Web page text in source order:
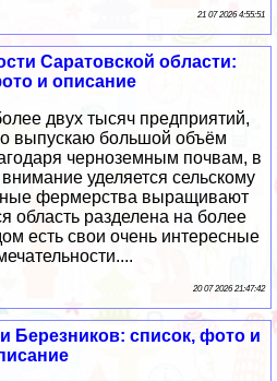
21 07 2026 4:55:51
Саратовской области:
и описание
двух тысяч предприятий,
выпускаю большой объём
черноземным почвам, в
уделяется сельскому
фермерства выращивают
область разделена на более
есть свои очень интересные
20 07 2026 21:47:42
Березников: список, фото и